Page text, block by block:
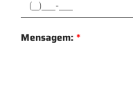
Mensagem:*